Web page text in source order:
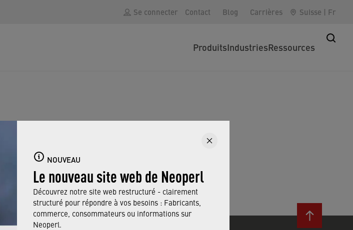
Se connecter Contact Blog Carrières Suisse | Fr
ProduitsIndustriesRessources
NOUVEAU
Le nouveau site web de Neoperl
Découvrez notre site web restructuré - clairement
structuré pour répondre à vos besoins : Fabricants,
commerce, consommateurs ou informations sur
Neoperl.